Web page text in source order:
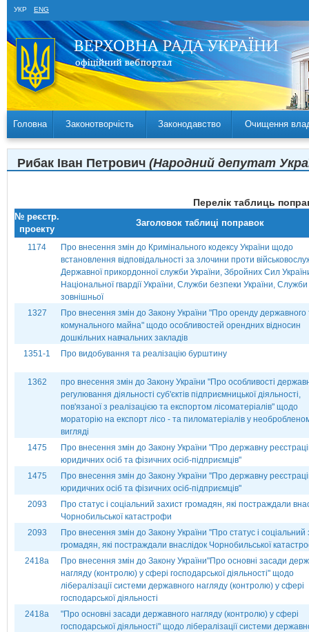
УКР ENG
Головна Законотворчість Законодавство Очищення
Рибак Іван Петрович (Народний депутат
Перелік таблиць
№ реєстр.
проекту
Заголовок таблиці поправок
1174
Про внесення змін до Кримінального кодексу України щодо
встановлення відповідальності за злочини проти
Державної прикордонної служби України, Збройних Сил
Національної гвардії України, Служби безпеки України, Служби
зовнішньої
1327
Про внесення змін до Закону України "Про оренду державного
комунального майна" щодо особливостей орендних відносин
дошкільних навчальних закладів
1351-1
Про видобування та реалізацію бурштину
1362
про внесення змін до Закону України "Про особливості
регулювання діяльності суб'єктів підприємницької діяльності,
пов'язаної з реалізацією та експортом лісоматеріалів" щодо
мораторію на експорт лісо - та пиломатеріалів у
вигляді
1475
Про внесення змін до Закону України "Про державну
юридичних осіб та фізичних осіб-підприємців"
1475
Про внесення змін до Закону України ''Про державну
юридичних осіб та фізичних осіб-підприємців"
2093
Про статус і соціальний захист громадян, які постраждали
Чорнобильської катастрофи
2093
Про внесення змін до Закону України ''Про статус і соціальний
громадян, які постраждали внаслідок Чорнобильської
2418а
Про внесення змін до Закону України"Про основні засади
нагляду (контролю) у сфері господарської діяльності" щодо
лібералізації системи державного нагляду (контролю) у сфері
господарської діяльності
2418а
"Про основні засади державного нагляду (контролю) у сфері
господарської діяльності" щодо лібералізації системи